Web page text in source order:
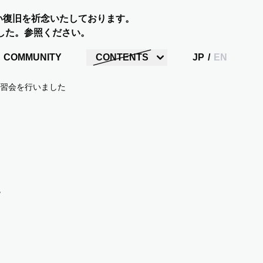
旧を祈念いたしております。
。参照ください。
COMMUNITY CONTENTS JP / EN
会を行いました。